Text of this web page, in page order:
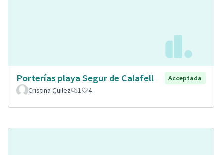
Porterías playa Segur de Calafell
Acceptada
Cristina Quilez
1 4